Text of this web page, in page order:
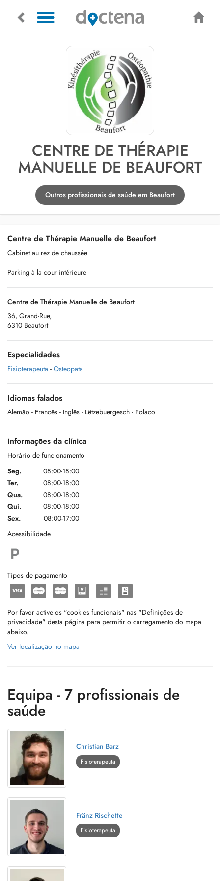
CENTRE DE THÉRAPIE
MANUELLE DE BEAUFORT
Outros profissionais de saúde em Beaufort
Centre de Thérapie Manuelle de Beaufort
Cabinet au rez de chaussée
Parking à la cour intérieure
Centre de Thérapie Manuelle de Beaufort
36, Grand-Rue,
6310 Beaufort
Especialidades
Fisioterapeuta - Osteopata
Idiomas falados
Alemão - Francês - Inglês - Lëtzebuergesch - Polaco
Informações da clínica
Horário de funcionamento
Seg.
08:00-18:00
Ter.
08:00-18:00
Qua.
08:00-18:00
Qui.
08:00-18:00
Sex.
08:00-17:00
Acessibilidade
Tipos de pagamento
Por favor active os "cookies funcionais" nas "Definições de
privacidade" desta página para permitir o carregamento do mapa
abaixo.
Ver localização no mapa
Equipa - 7 profissionais de
saúde
Christian Barz
Fisioterapeuta
Fränz Rischette
Fisioterapeuta